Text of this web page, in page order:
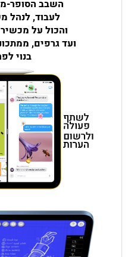
לעבוד, לנהל
והכול על
בנוי